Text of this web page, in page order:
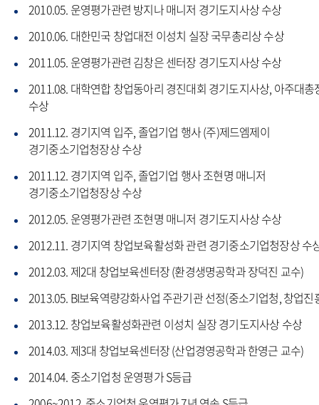
2010.05. 운영평가관련 방지나 매니저 경기도지사상 수상
2010.06. 대한민국 창업대전 이성치 실장 국무총리상 수상
2011.05. 운영평가관련 김창은 센터장 경기도지사상 수상
2011.08. 대학연합 창업동아리 경진대회 경기도지사상, 아주대총
수상
2011.12. 경기지역 입주, 졸업기업 행사 (주)제드엠제이
경기중소기업청장상 수상
2011.12. 경기지역 입주, 졸업기업 행사 조현명 매니저
경기중소기업청장상 수상
2012.05. 운영평가관련 조현명 매니저 경기도지사상 수상
2012.11. 경기지역 창업보육활성화 관련 경기중소기업청장상 수
2012.03. 제2대 창업보육센터장 (환경생명공학과 장덕진 교수)
2013.05. BI보육역량강화사업 주관기관 선정(중소기업청, 창업진
2013.12. 창업보육활성화관련 이성치 실장 경기도지사상 수상
2014.03. 제3대 창업보육센터장 (산업경영공학과 한영근 교수)
2014.04. 중소기업청 운영평가 S등급